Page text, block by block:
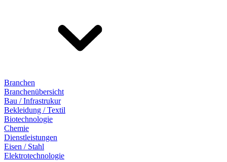
Branchen
Branchenübersicht
Bau / Infrastrukur
Bekleidung / Textil
Biotechnologie
Chemie
Dienstleistungen
Eisen / Stahl
Elektrotechnologie